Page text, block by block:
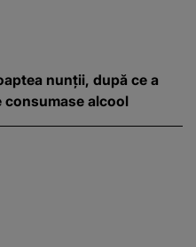
nunții, după ce a
alcool